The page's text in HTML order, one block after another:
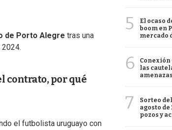
de Porto Alegre tras una
contrato, por qué
el futbolista uruguayo con
5
El ocaso
boom en
mercado
6
las
7
Sorteo
agosto
pozos y